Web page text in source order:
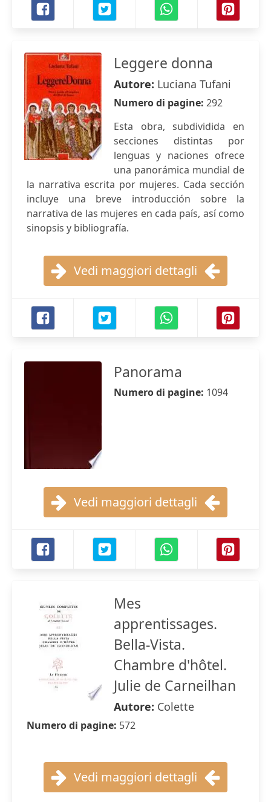
Leggere donna
Autore: Luciana Tufani
Numero di pagine: 292
Esta obra, subdividida en
secciones distintas por
lenguas y naciones ofrece
una panorámica mundial de
la narrativa escrita por mujeres. Cada sección
incluye una breve introducción sobre la
narrativa de las mujeres en cada país, así como
sinopsis y bibliografía.
Vedi maggiori dettagli
Panorama
Numero di pagine: 1094
Vedi maggiori dettagli
Mes
apprentissages.
Bella-Vista.
Chambre d'hôtel.
Julie de Carneilhan
Autore: Colette
Numero di pagine: 572
Vedi maggiori dettagli